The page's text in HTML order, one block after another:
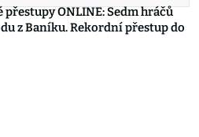
přestupy ONLINE: Sedm hráčů
z Baníku. Rekordní přestup do